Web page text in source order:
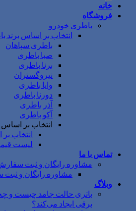
خانه
فروشگاه
باطری خودرو
انتخاب بر اساس برند
باطری سپاهان
صبا باطری
برنا باطری
نیروگستران
وایا باطری
دورنا باطری
آذر باطری
آکو باطری
انتخاب بر
انتخاب
لیست
تماس با ما
مشاوره رایگان و ثبت
مشاوره رایگان و
وبلاگ
باتری حالت جامد چیست و چه
برقی ایجاد می‌کند؟